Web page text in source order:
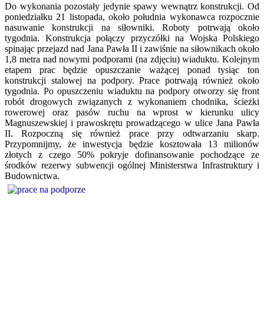
Do wykonania pozostały jedynie spawy wewnątrz konstrukcji. Od
poniedziałku 21 listopada, około południa wykonawca rozpocznie
nasuwanie konstrukcji na siłowniki. Roboty potrwają około
tygodnia. Konstrukcja połączy przyczółki na Wojska Polskiego
spinając przejazd nad Jana Pawła II i zawiśnie na siłownikach około
1,8 metra nad nowymi podporami (na zdjęciu) wiaduktu. Kolejnym
etapem prac będzie opuszczanie ważącej ponad tysiąc ton
konstrukcji stalowej na podpory. Prace potrwają również około
tygodnia. Po opuszczeniu wiaduktu na podpory otworzy się front
robót drogowych związanych z wykonaniem chodnika, ścieżki
rowerowej oraz pasów ruchu na wprost w kierunku ulicy
Magnuszewskiej i prawoskrętu prowadzącego w ulice Jana Pawła
II. Rozpoczną się również prace przy odtwarzaniu skarp.
Przypomnijmy, że inwestycja będzie kosztowała 13 milionów
złotych z czego 50% pokryje dofinansowanie pochodzące ze
środków rezerwy subwencji ogólnej Ministerstwa Infrastruktury i
Budownictwa.